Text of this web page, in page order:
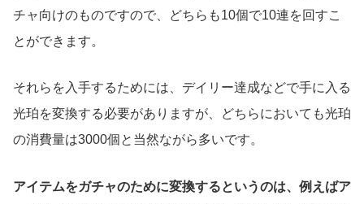
チャ向けのものですので、どちらも10個で10連を回すこ
とができます。
それらを入手するためには、デイリー達成などで手に入る
光珀を変換する必要がありますが、どちらにおいても光珀
の消費量は3000個と当然ながら多いです。
アイテムをガチャのために変換するというのは、例えばア